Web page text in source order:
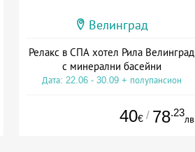
Велинград
Релакс в СПА хотел Рила Велинград
с минерални басейни
Дата: 22.06 - 30.09 + полупансион
40€ / 78.23
лв.